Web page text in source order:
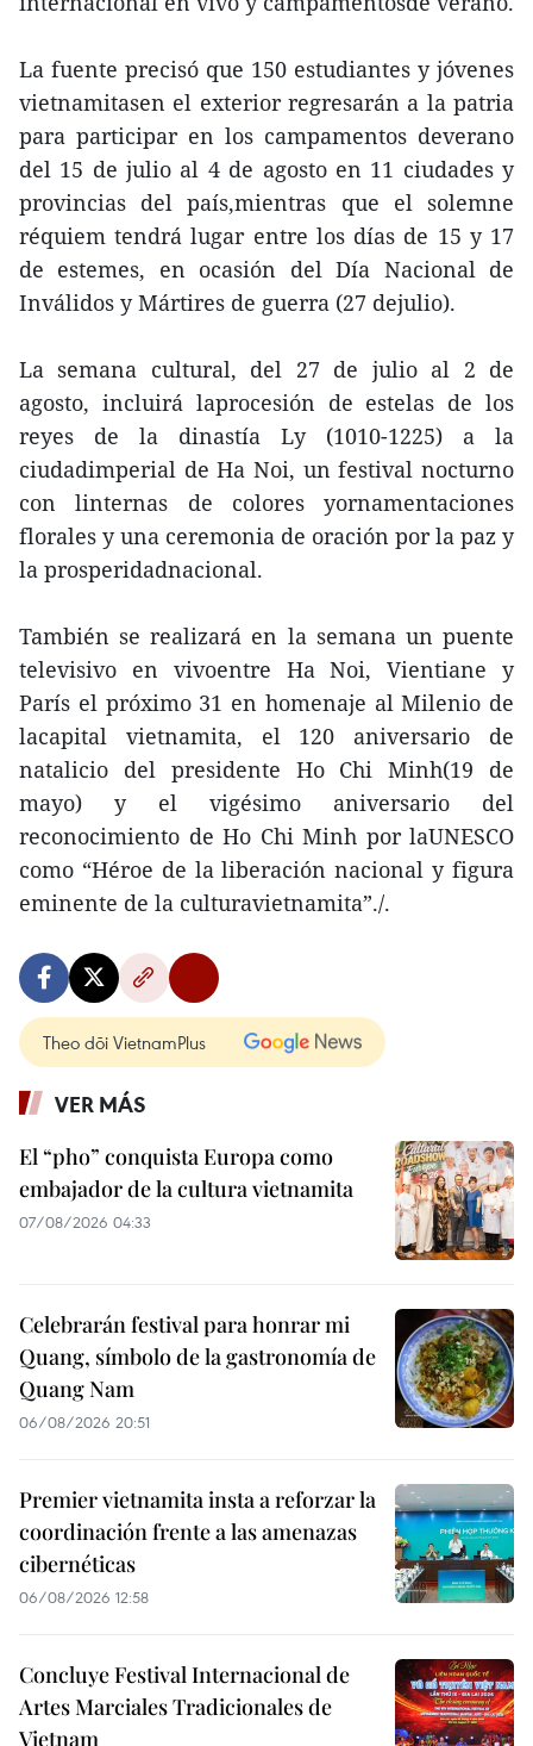
La fuente precisó que 150 estudiantes y jóvenes
vietnamitasen el exterior regresarán a la patria
para participar en los campamentos deverano
del 15 de julio al 4 de agosto en 11 ciudades y
provincias del país,mientras que el solemne
réquiem tendrá lugar entre los días de 15 y 17
de estemes, en ocasión del Día Nacional de
Inválidos y Mártires de guerra (27 dejulio).
La semana cultural, del 27 de julio al 2 de
agosto, incluirá laprocesión de estelas de los
reyes de la dinastía Ly (1010-1225) a la
ciudadimperial de Ha Noi, un festival nocturno
con linternas de colores yornamentaciones
florales y una ceremonia de oración por la paz y
la prosperidadnacional.
También se realizará en la semana un puente
televisivo en vivoentre Ha Noi, Vientiane y
París el próximo 31 en homenaje al Milenio de
lacapital vietnamita, el 120 aniversario de
natalicio del presidente Ho Chi Minh(19 de
mayo) y el vigésimo aniversario del
reconocimiento de Ho Chi Minh por laUNESCO
como “Héroe de la liberación nacional y figura
eminente de la culturavietnamita”./.
Theo dõi VietnamPlus
VER MÁS
El “pho” conquista Europa como
embajador de la cultura vietnamita
07/08/2026 04:33
Celebrarán festival para honrar mi
Quang, símbolo de la gastronomía de
Quang Nam
06/08/2026 20:51
Premier vietnamita insta a reforzar la
coordinación frente a las amenazas
cibernéticas
06/08/2026 12:58
Concluye Festival Internacional de
Artes Marciales Tradicionales de
Vietnam